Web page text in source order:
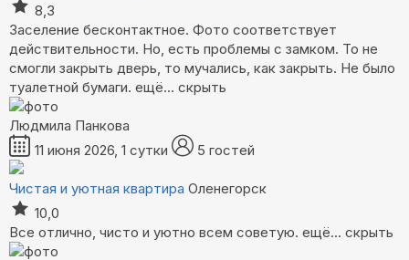
8,3
Заселение бесконтактное. Фото соответствует
действительности. Но, есть проблемы с замком. То не
смогли закрыть дверь, то мучались, как закрыть. Не было
туалетной бумаги. ещё... скрыть
Людмила Панкова
11 июня 2026, 1 сутки
5 гостей
Чистая и уютная квартира Оленегорск
10,0
Все отлично, чисто и уютно всем советую. ещё... скрыть